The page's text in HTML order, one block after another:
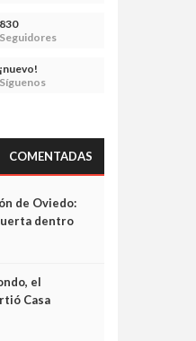
830
Seguidores
¡nuevo!
Síguenos
COMENTADAS
de Oviedo:
dentro
el
Casa